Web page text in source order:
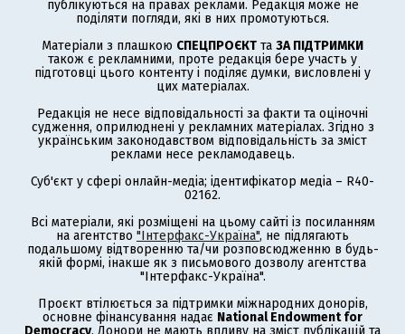
публікуються на правах реклами. Редакція може не
поділяти погляди, які в них промотуються.
Матеріали з плашкою СПЕЦПРОЄКТ та ЗА ПІДТРИМКИ
також є рекламними, проте редакція бере участь у
підготовці цього контенту і поділяє думки, висловлені у
цих матеріалах.
Редакція не несе відповідальності за факти та оціночні
судження, оприлюднені у рекламних матеріалах. Згідно з
українським законодавством відповідальність за зміст
реклами несе рекламодавець.
Суб'єкт у сфері онлайн-медіа; ідентифікатор медіа – R40-
02162.
Всі матеріали, які розміщені на цьому сайті із посиланням
на агентство "Інтерфакс-Україна", не підлягають
подальшому відтворенню та/чи розповсюдженню в будь-
якій формі, інакше як з письмового дозволу агентства
"Інтерфакс-Україна".
Проєкт втілюється за підтримки міжнародних донорів,
основне фінансування надає National Endowment for
Democracy. Донори не мають впливу на зміст публікацій та